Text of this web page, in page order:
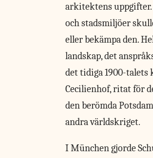
arkitektens uppgifter.
och stadsmiljöer
eller bekämpa den.
landskap, det
det tidiga 1900-talets
Cecilienhof, ritat för
den berömda
andra världskriget.
I München gjorde